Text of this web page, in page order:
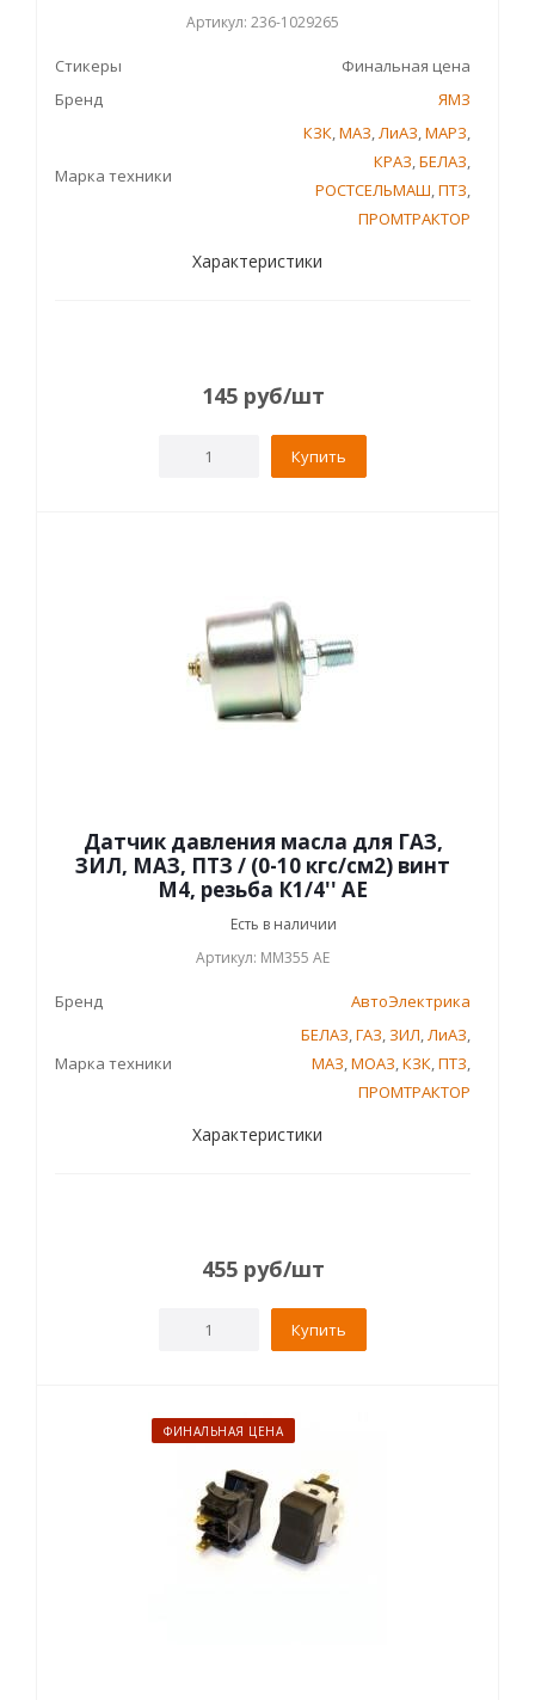
Артикул: 236-1029265
Стикеры
Финальная цена
Бренд
ЯМЗ
Марка техники
КЗК,МАЗ,ЛиАЗ,МАРЗ,
КРАЗ,БЕЛАЗ,
РОСТСЕЛЬМАШ,ПТЗ,
ПРОМТРАКТОР
Характеристики
145 руб/шт
Купить
Датчик давления масла для ГАЗ,
ЗИЛ, МАЗ, ПТЗ / (0-10 кгс/см2) винт
М4, резьба К1/4'' AE
Есть в наличии
Артикул: ММ355 AE
Бренд АвтоЭлектрика
Марка техники
БЕЛАЗ,ГАЗ, ЗИЛ,ЛиАЗ,
МАЗ,МОАЗ,КЗК,ПТЗ,
ПРОМТРАКТОР
Характеристики
455 руб/шт
Купить
ФИНАЛЬНАЯ ЦЕНА